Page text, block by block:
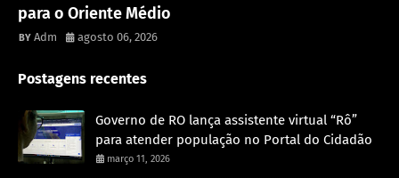
para o Oriente Médio
Adm agosto 06, 2026
Postagens recentes
Governo de RO lança assistente virtual “Rô”
para atender população no Portal do Cidadão
março 11, 2026